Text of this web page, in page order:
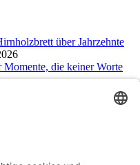
über Jahrzehnte
die keiner Worte